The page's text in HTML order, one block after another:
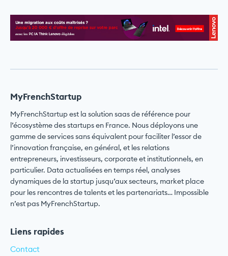
MyFrenchStartup
MyFrenchStartup est la solution saas de référence pour
l’écosystème des startups en France. Nous déployons une
gamme de services sans équivalent pour faciliter l’essor de
l’innovation française, en général, et les relations
entrepreneurs, investisseurs, corporate et institutionnels, en
particulier. Data actualisées en temps réel, analyses
dynamiques de la startup jusqu’aux secteurs, market place
pour les rencontres de talents et les partenariats… Impossible
n’est pas MyFrenchStartup.
Liens rapides
Contact